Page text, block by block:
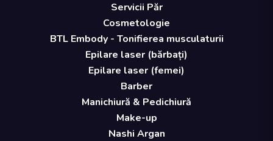
Servicii Păr
Cosmetologie
BTL Embody - Tonifierea musculaturii
Epilare laser (bărbați)
Epilare laser (femei)
Barber
Manichiură & Pedichiură
Make-up
Nashi Argan